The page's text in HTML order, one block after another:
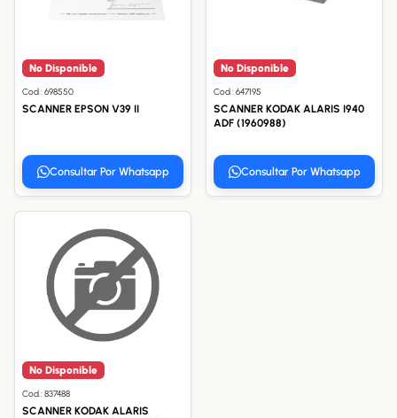
No Disponible
Cod.: 698550
SCANNER EPSON V39 II
Consultar Por Whatsapp
No Disponible
Cod.: 647195
SCANNER KODAK ALARIS I940
ADF (1960988)
Consultar Por Whatsapp
No Disponible
Cod.: 837488
SCANNER KODAK ALARIS